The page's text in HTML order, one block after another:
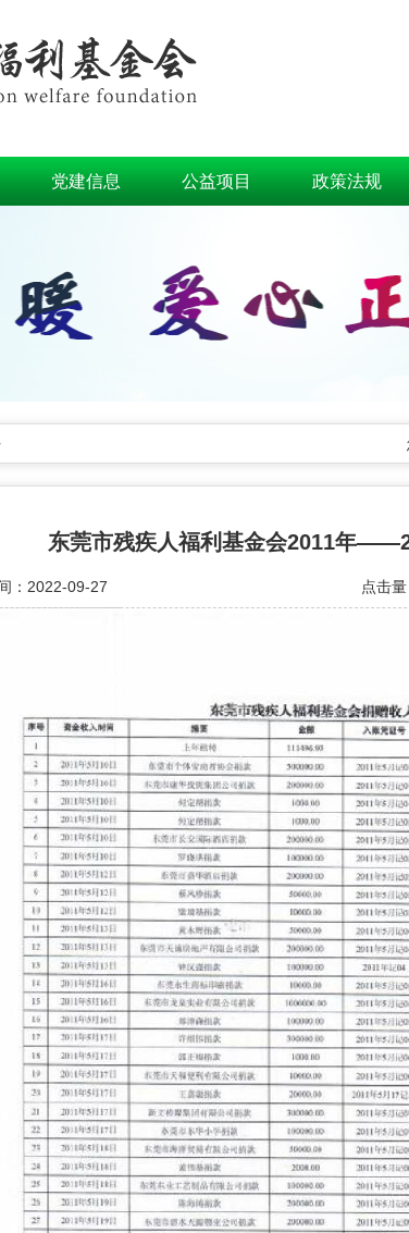
党建信息 公益项目 政策法规
东莞市残疾人福利基金会2011年
：2022-09-27 点击